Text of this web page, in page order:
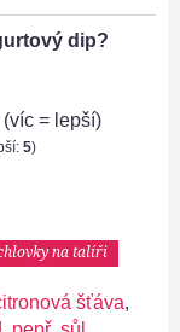
dip?
(víc = lepší)
5)
na talíři
šťáva,